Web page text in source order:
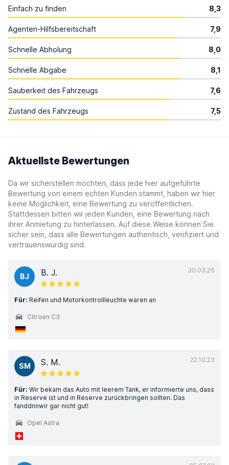
Einfach zu finden 8,3
Agenten-Hilfsbereitschaft 7,9
Schnelle Abholung 8,0
Schnelle Abgabe 8,1
Sauberkeit des Fahrzeugs 7,6
Zustand des Fahrzeugs 7,5
Aktuellste Bewertungen
Da wir sicherstellen möchten, dass jede hier aufgeführte
Bewertung von einem echten Kunden stammt, haben wir hier
keine Möglichkeit, eine Bewertung zu veröffentlichen.
Stattdessen bitten wir jeden Kunden, eine Bewertung nach
ihrer Anmietung zu hinterlassen. Auf diese Weise können Sie
sicher sein, dass alle Bewertungen authentisch, verifiziert und
vertrauenswürdig sind.
30.03.26
BJ B. J.
Für: Reifen und Motorkontrollleuchte waren an
Citroen C3
22.10.23
SM S. M.
Für: Wir bekam das Auto mit leerem Tank, er informierte uns, dass
in Reserve ist und in Reserve zurückbringen sollten. Das
fanddnnwir gar nicht gut!
Opel Astra